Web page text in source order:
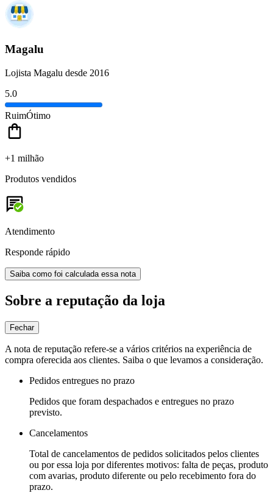
Magalu
Lojista Magalu desde 2016
5.0
RuimÓtimo
+1 milhão
Produtos vendidos
Atendimento
Responde rápido
Saiba como foi calculada essa nota
Sobre a reputação da loja
Fechar
A nota de reputação refere-se a vários critérios na experiência de
compra oferecida aos clientes. Saiba o que levamos a consideração.
Pedidos entregues no prazo
Pedidos que foram despachados e entregues no prazo
previsto.
Cancelamentos
Total de cancelamentos de pedidos solicitados pelos clientes
ou por essa loja por diferentes motivos: falta de peças, produto
com avarias, produto diferente ou pelo recebimento fora do
prazo.